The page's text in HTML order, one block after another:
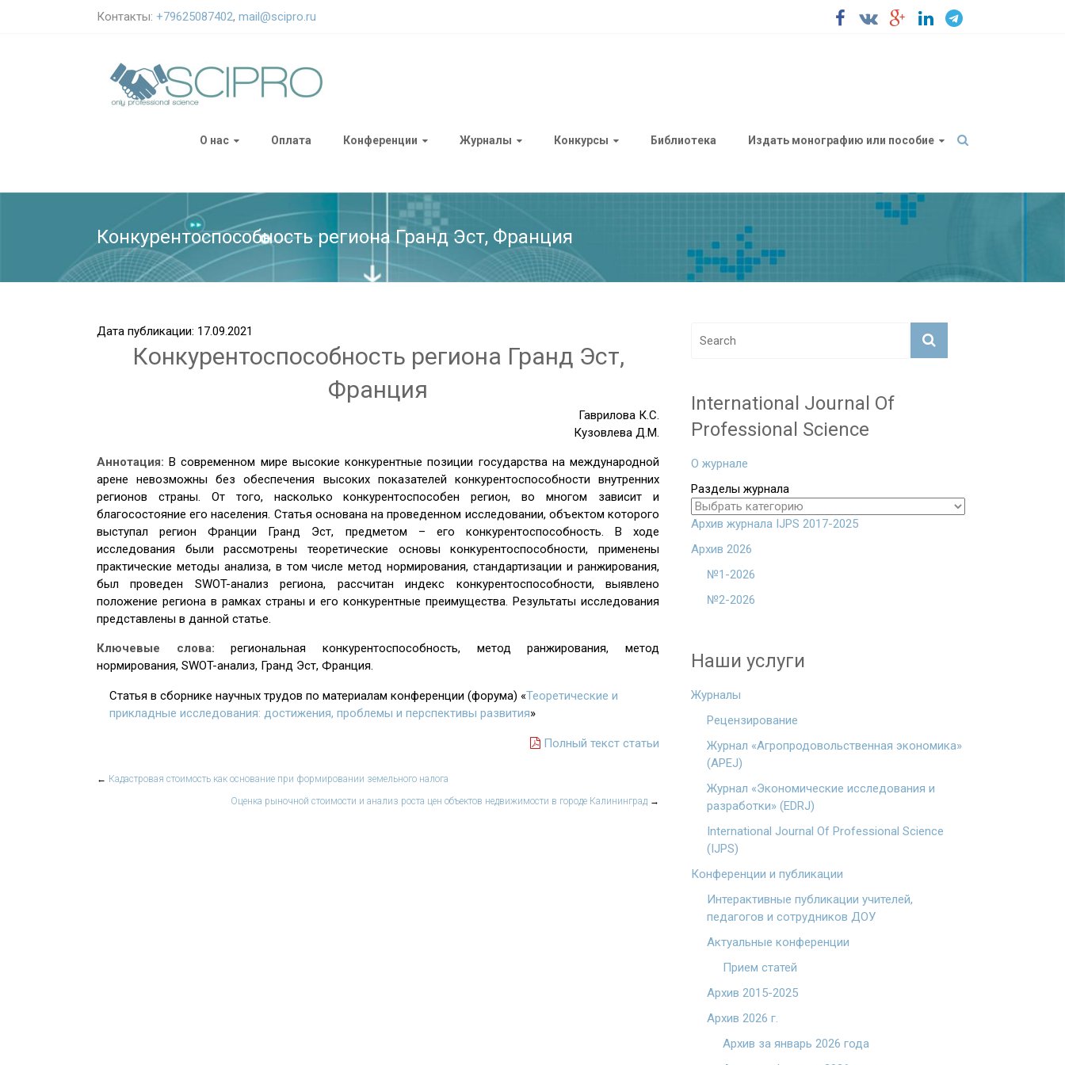
Контакты: +79625087402, mail@scipro.ru
О нас Оплата Конференции Журналы Конкурсы Библиотека Издать монографию или пособие
Конкурентоспособность региона Гранд Эст, Франция
Дата публикации: 17.09.2021
Конкурентоспособность региона Гранд Эст,
Франция
Гаврилова К.С.
Кузовлева Д.М.
Аннотация:В современном мире высокие конкурентные позиции государства на международной
арене невозможны без обеспечения высоких показателей конкурентоспособности внутренних
регионов страны. От того, насколько конкурентоспособен регион, во многом зависит и
благосостояние его населения. Статья основана на проведенном исследовании, объектом которого
выступал регион Франции Гранд Эст, предметом – его конкурентоспособность. В ходе
исследования были рассмотрены теоретические основы конкурентоспособности, применены
практические методы анализа, в том числе метод нормирования, стандартизации и ранжирования,
был проведен SWOT-анализ региона, рассчитан индекс конкурентоспособности, выявлено
положение региона в рамках страны и его конкурентные преимущества. Результаты исследования
представлены в данной статье.
Ключевые слова:региональная конкурентоспособность, метод ранжирования, метод
нормирования, SWOT-анализ, Гранд Эст, Франция.
Статья в сборнике научных трудов по материалам конференции (форума) «Теоретические и
прикладные исследования: достижения, проблемы и перспективы развития»
Полный текст статьи
← Кадастровая стоимость как основание при формировании земельного налога
Оценка рыночной стоимости и анализ роста цен объектов недвижимости в городе Калининград →
International Journal Of
Professional Science
О журнале
Разделы журнала
Архив журнала IJPS 2017-2025
Архив 2026
№1-2026
№2-2026
Наши услуги
Журналы
Рецензирование
Журнал «Агропродовольственная экономика»
(APEJ)
Журнал «Экономические исследования и
разработки» (EDRJ)
International Journal Of Professional Science
(IJPS)
Конференции и публикации
Интерактивные публикации учителей,
педагогов и сотрудников ДОУ
Актуальные конференции
Прием статей
Архив 2015-2025
Архив 2026 г.
Архив за январь 2026 года